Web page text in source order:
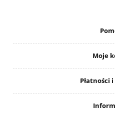
Moje
Płatności